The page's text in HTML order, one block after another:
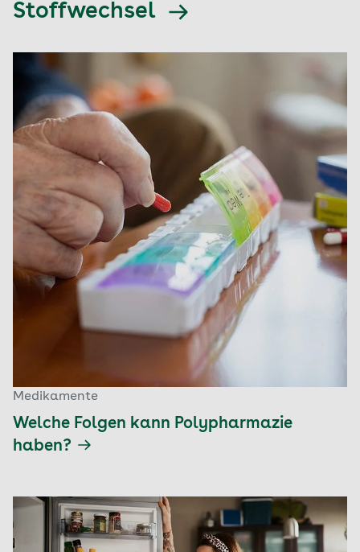
Stoffwechsel
Medikamente
Welche Folgen kann Polypharmazie
haben?